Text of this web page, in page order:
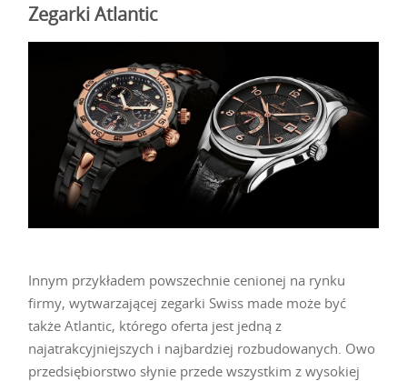
Zegarki Atlantic
Innym przykładem powszechnie cenionej na rynku
firmy, wytwarzającej zegarki Swiss made może być
także Atlantic, którego oferta jest jedną z
najatrakcyjniejszych i najbardziej rozbudowanych. Owo
przedsiębiorstwo słynie przede wszystkim z wysokiej